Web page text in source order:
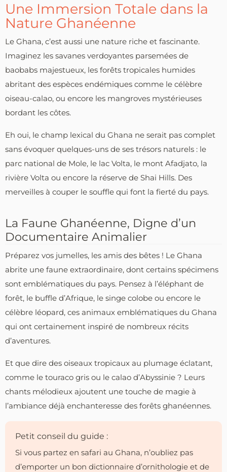
Une Immersion Totale dans la
Nature Ghanéenne
Le Ghana, c’est aussi une nature riche et fascinante.
Imaginez les savanes verdoyantes parsemées de
baobabs majestueux, les forêts tropicales humides
abritant des espèces endémiques comme le célèbre
oiseau-calao, ou encore les mangroves mystérieuses
bordant les côtes.
Eh oui, le champ lexical du Ghana ne serait pas complet
sans évoquer quelques-uns de ses trésors naturels : le
parc national de Mole, le lac Volta, le mont Afadjato, la
rivière Volta ou encore la réserve de Shai Hills. Des
merveilles à couper le souffle qui font la fierté du pays.
La Faune Ghanéenne, Digne d’un
Documentaire Animalier
Préparez vos jumelles, les amis des bêtes ! Le Ghana
abrite une faune extraordinaire, dont certains spécimens
sont emblématiques du pays. Pensez à l’éléphant de
forêt, le buffle d’Afrique, le singe colobe ou encore le
célèbre léopard, ces animaux emblématiques du Ghana
qui ont certainement inspiré de nombreux récits
d’aventures.
Et que dire des oiseaux tropicaux au plumage éclatant,
comme le touraco gris ou le calao d’Abyssinie ? Leurs
chants mélodieux ajoutent une touche de magie à
l’ambiance déjà enchanteresse des forêts ghanéennes.
Petit conseil du guide :
Si vous partez en safari au Ghana, n’oubliez pas
d’emporter un bon dictionnaire d’ornithologie et de